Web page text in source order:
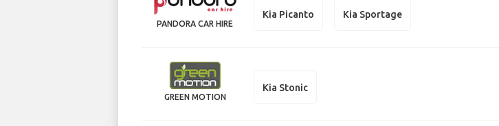
PANDORA CAR HIRE
Kia Picanto Kia Sportage
GREEN MOTION
Kia Stonic